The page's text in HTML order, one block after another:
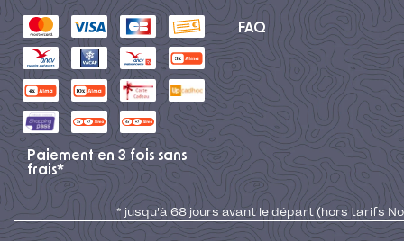
FAQ
Paiement en 3 fois sans
frais*
* jusqu'à 68 jours avant le départ (hors tarifs No